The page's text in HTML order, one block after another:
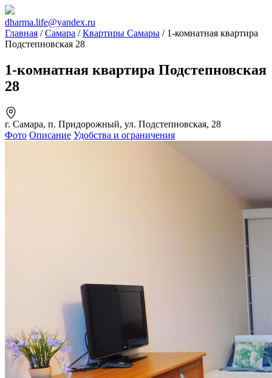
dharma.life@yandex.ru
Главная /Самара /Квартиры Самары / 1-комнатная квартира
Подстепновская 28
1-комнатная квартира Подстепновская
28
г. Самара, п. Придорожный, ул. Подстепновская, 28
Фото Описание Удобства и ограничения